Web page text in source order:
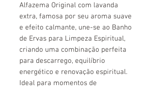
Alfazema Original com lavanda
extra, famosa por seu aroma suave
e efeito calmante, une-se ao Banho
de Ervas para Limpeza Espiritual,
criando uma combinação perfeita
para descarrego, equilíbrio
energético e renovação espiritual.
Ideal para momentos de